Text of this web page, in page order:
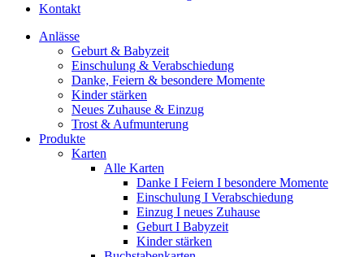
Kontakt
Anlässe
Geburt & Babyzeit
Einschulung & Verabschiedung
Danke, Feiern & besondere Momente
Kinder stärken
Neues Zuhause & Einzug
Trost & Aufmunterung
Produkte
Karten
Alle Karten
Danke I Feiern I besondere Momente
Einschulung I Verabschiedung
Einzug I neues Zuhause
Geburt I Babyzeit
Kinder stärken